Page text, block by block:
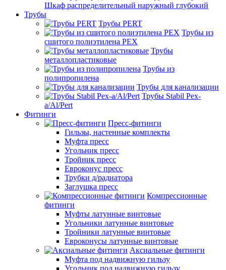
Шкаф распределительный наружный глубокий
Трубы
Трубы PERT
Трубы из
сшитого полиэтилена PEX
Трубы
металлопластиковые
Трубы из
полипропилена
Трубы для канализации
Трубы Stabil Pex-
a/Al/Pert
Фитинги
Пресс-фитинги
Гильзы, настенные комплекты
Муфта пресс
Угольник пресс
Тройник пресс
Евроконус пресс
Трубки д/радиатора
Заглушка пресс
Компрессионные
фитинги
Муфты латунные винтовые
Угольники латунные винтовые
Тройники латунные винтовые
Евроконусы латунные винтовые
Аксиальные фитинги
Муфта под надвижную гильзу
Угольник под надвижную гильзу